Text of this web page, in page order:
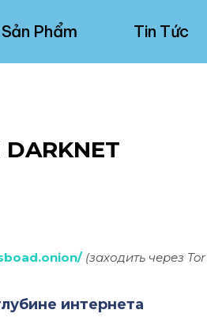
Sản Phẩm Tin Tức
(заходить через Tor
интернета